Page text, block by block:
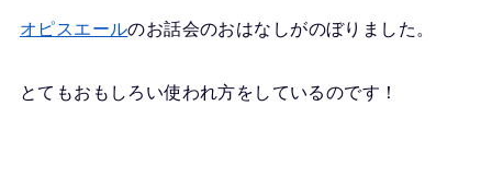
オピスエールのお話会のおはなしがのぼりました。
とてもおもしろい使われ方をしているのです！